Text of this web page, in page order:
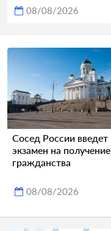
08/08/2026
Сосед России введет
экзамен на получение
гражданства
08/08/2026